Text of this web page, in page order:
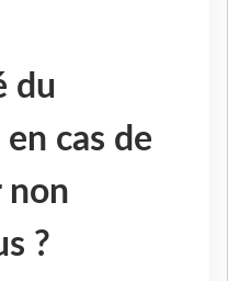
du
cas de
non
?